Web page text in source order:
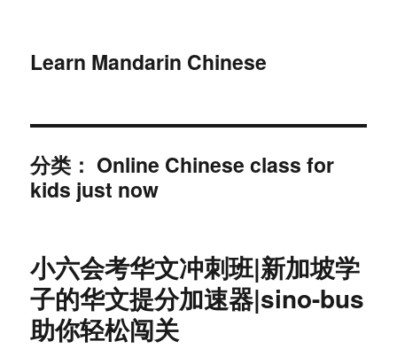
Learn Mandarin Chinese
分类： Online Chinese class for
kids just now
小六会考华文冲刺班|新加坡学
子的华文提分加速器|sino-bus
助你轻松闯关